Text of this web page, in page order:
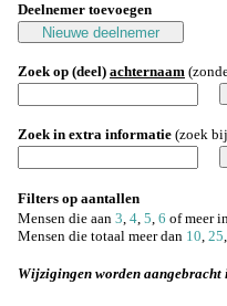
Deelnemer toevoegen
Zoek op (deel) achternaam
Zoek in extra informatie (zoek
Filters op aantallen
Mensen die aan 3, 4, 5, 6 of meer
Mensen die totaal meer dan 10, 25,
Wijzigingen worden aangebracht